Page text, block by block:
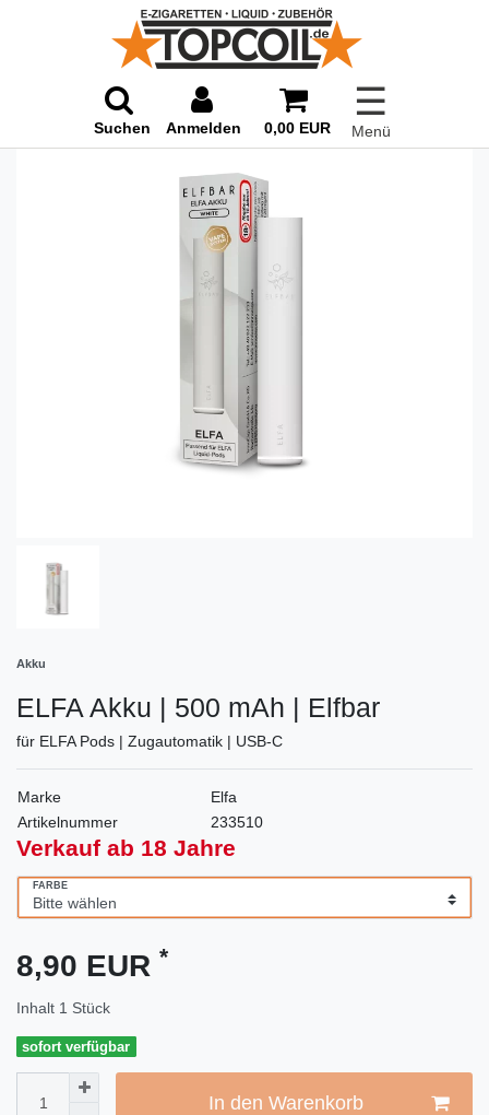
Suchen Anmelden 0,00 EUR
☰
Menü
Akku
ELFA Akku | 500 mAh | Elfbar
für ELFA Pods | Zugautomatik | USB-C
Marke
Elfa
Artikelnummer
233510
Verkauf ab 18 Jahre
FARBE
8,90 EUR *
Inhalt 1 Stück
sofort verfügbar
In den Warenkorb